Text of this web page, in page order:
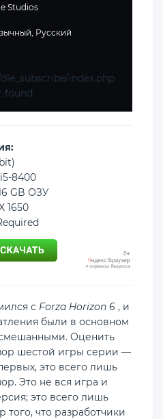
Studios
Русский
index.php
found.
8400
GB ОЗУ
1650
с Forza Horizon 6 , и
были в основном
Оценить
шестой игры серии —
это всего лишь
Это не вся игра и
это всего лишь
того, что разработчики